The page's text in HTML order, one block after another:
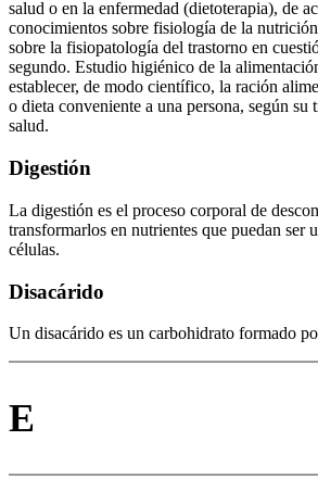
salud o en la enfermedad (dietoterapia), de
conocimientos sobre fisiología de la
sobre la fisiopatología del trastorno en
segundo. Estudio higiénico de la
establecer, de modo científico, la ración
o dieta conveniente a una persona, según su
salud.
Digestión
La digestión es el proceso corporal de
transformarlos en nutrientes que puedan ser
células.
Disacárido
Un disacárido es un carbohidrato formado
E